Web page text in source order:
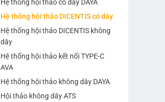
Hệ thống hội thảo có dây DAYA
Hệ thống hội thảo DICENTIS có dây
Hệ thống hội thảo DICENTIS không
dây
Hệ thống hội thảo kết nối TYPE-C
AVA
Hệ thống hội thảo không dây DAYA
Hội thảo không dây ATS